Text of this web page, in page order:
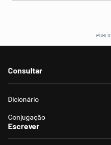
Consultar
Dicionário
Conjugação
Escrever